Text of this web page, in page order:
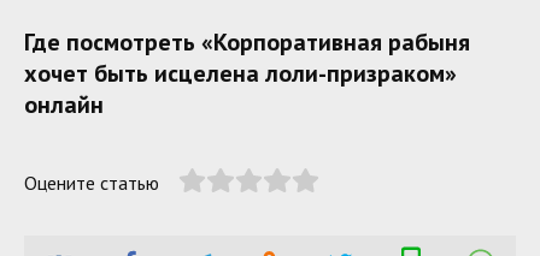
Где посмотреть «Корпоративная рабыня
хочет быть исцелена лоли-призраком»
онлайн
Оцените статью